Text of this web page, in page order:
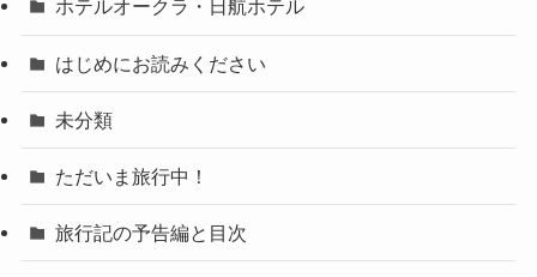
ホテルオークラ・日航ホテル
はじめにお読みください
未分類
ただいま旅行中！
旅行記の予告編と目次